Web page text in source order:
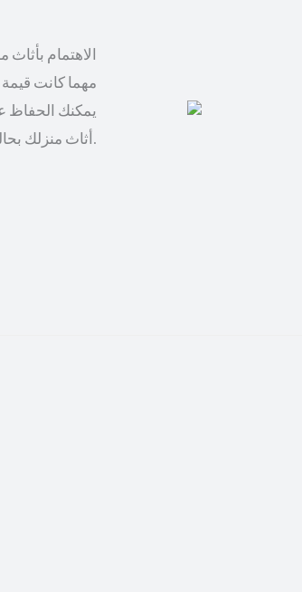
الاهتمام
مهما كانت
يمكنك الحفاظ